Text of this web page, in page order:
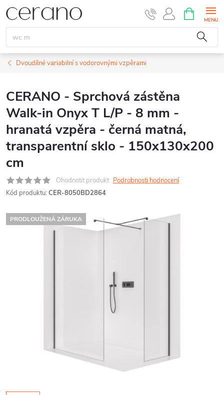
Přejít
na
obsah
NÁKUPNÍ
KOŠÍK
Dvoudílné variabilní s vodorovnými vzpěrami
CERANO - Sprchová zástěna
Walk-in Onyx T L/P - 8 mm -
hranatá vzpěra - černá matná,
transparentní sklo - 150x130x200
cm
Ohodnotit produkt Podrobnosti hodnocení
Kód produktu: CER-8050BD2864
PRODLOUŽENÁ ZÁRUKA